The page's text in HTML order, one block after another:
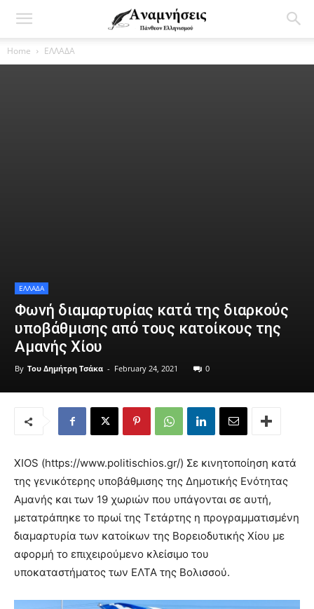
Home ΕΛΛΑΔΑ
ΕΛΛΑΔΑ
Φωνή διαμαρτυρίας κατά της διαρκούς
υποβάθμισης από τους κατοίκους της
Αμανής Χίου
By Του Δημήτρη Τσάκα - February 24, 2021 0
XIOS (https://www.politischios.gr/) Σε κινητοποίηση κατά
της γενικότερης υποβάθμισης της Δημοτικής Ενότητας
Αμανής και των 19 χωριών που υπάγονται σε αυτή,
μετατράπηκε το πρωί της Τετάρτης η προγραμματισμένη
διαμαρτυρία των κατοίκων της Βορειοδυτικής Χίου με
αφορμή το επιχειρούμενο κλείσιμο του
υποκαταστήματος των ΕΛΤΑ της Βολισσού.